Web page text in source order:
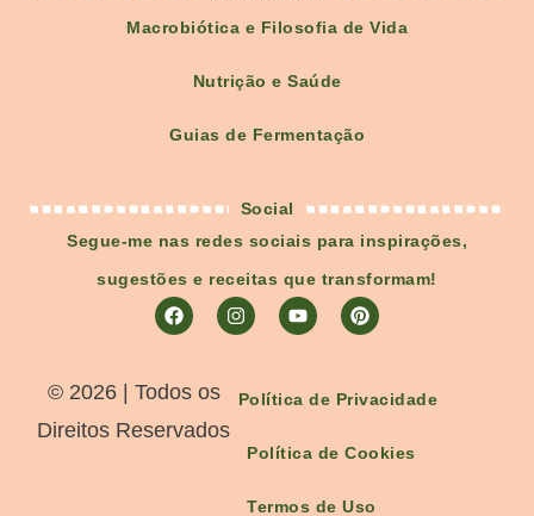
Macrobiótica e Filosofia de Vida
Nutrição e Saúde
Guias de Fermentação
Social
Segue-me nas redes sociais para inspirações,
sugestões e receitas que transformam!
©️ 2026 | Todos os
Direitos Reservados
Política de Privacidade
Política de Cookies
Termos de Uso